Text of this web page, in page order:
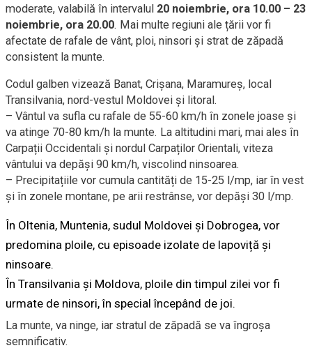
moderate, valabilă în intervalul 20 noiembrie, ora 10.00 – 23
noiembrie, ora 20.00. Mai multe regiuni ale țării vor fi
afectate de rafale de vânt, ploi, ninsori și strat de zăpadă
consistent la munte.
Codul galben vizează Banat, Crișana, Maramureș, local
Transilvania, nord-vestul Moldovei și litoral.
– Vântul va sufla cu rafale de 55-60 km/h în zonele joase și
va atinge 70-80 km/h la munte. La altitudini mari, mai ales în
Carpații Occidentali și nordul Carpaților Orientali, viteza
vântului va depăși 90 km/h, viscolind ninsoarea.
– Precipitațiile vor cumula cantități de 15-25 l/mp, iar în vest
și în zonele montane, pe arii restrânse, vor depăși 30 l/mp.
În Oltenia, Muntenia, sudul Moldovei și Dobrogea, vor
predomina ploile, cu episoade izolate de lapoviță și
ninsoare.
În Transilvania și Moldova, ploile din timpul zilei vor fi
urmate de ninsori, în special începând de joi.
La munte, va ninge, iar stratul de zăpadă se va îngroșa
semnificativ.